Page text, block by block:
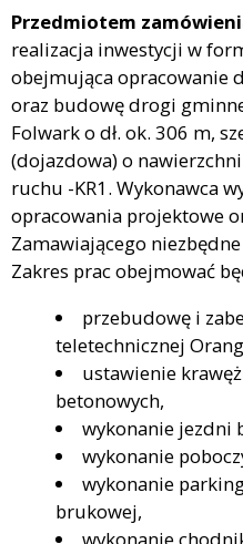
Przedmiotem
realizacja inwestycji w
obejmująca opracowanie
oraz budowę drogi
Folwark o dł. ok. 306 m,
(dojazdowa) o
ruchu -KR1. Wykonawca
opracowania projektowe
Zamawiającego
Zakres prac obejmować
przebudowę i
teletechnicznej
ustawienie
betonowych,
wykonanie jezdni
wykonanie
wykonanie
brukowej,
wykonanie